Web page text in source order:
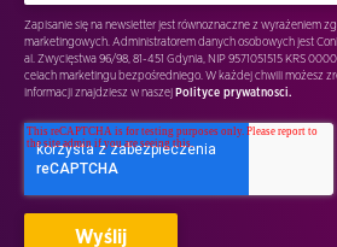
Zapisanie się na newsletter jest równoznaczne z wyrażeniem
marketingowych. Administratorem danych osobowych jest
al. Zwycięstwa 96/98, 81-451 Gdynia, NIP 9571051515 KRS
celach marketingu bezpośredniego. W każdej chwili możesz
informacji znajdziesz w naszej Polityce prywatnosci.